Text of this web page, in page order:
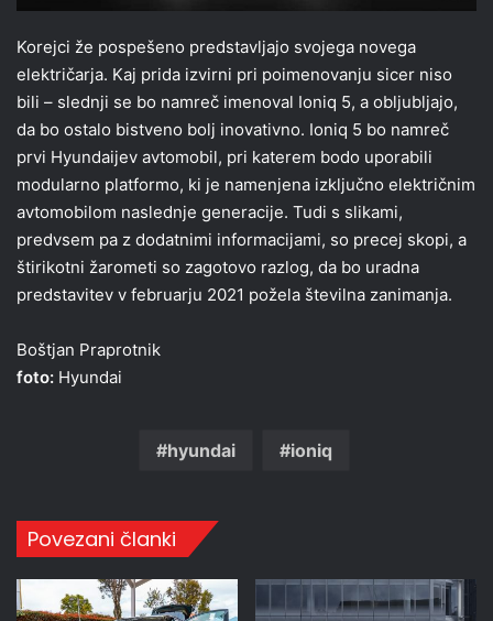
Korejci že pospešeno predstavljajo svojega novega
električarja. Kaj prida izvirni pri poimenovanju sicer niso
bili – slednji se bo namreč imenoval Ioniq 5, a obljubljajo,
da bo ostalo bistveno bolj inovativno. Ioniq 5 bo namreč
prvi Hyundaijev avtomobil, pri katerem bodo uporabili
modularno platformo, ki je namenjena izključno električnim
avtomobilom naslednje generacije. Tudi s slikami,
predvsem pa z dodatnimi informacijami, so precej skopi, a
štirikotni žarometi so zagotovo razlog, da bo uradna
predstavitev v februarju 2021 požela številna zanimanja.
Boštjan Praprotnik
foto: Hyundai
hyundai ioniq
Povezani članki